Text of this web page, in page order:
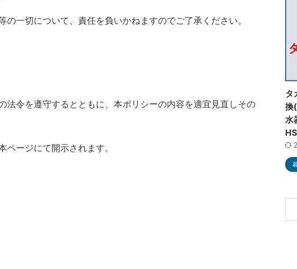
一切について、責任を負いかねますのでご了承ください。
法令を遵守するとともに、本ポリシーの内容を適宜見直しその
ージにて開示されます。
タ
換
水